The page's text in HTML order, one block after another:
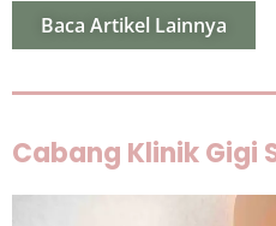
Baca Artikel Lainnya
Cabang Klinik Gigi